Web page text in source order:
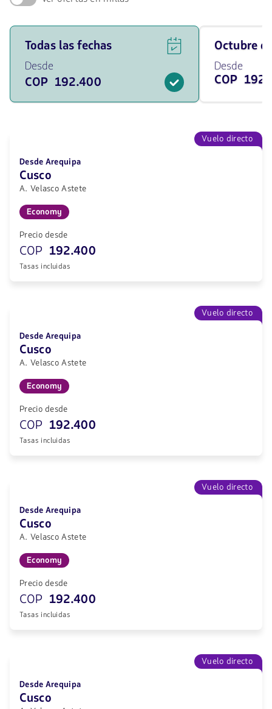
Ver
ofertas
de
vuelos
para
las
Todas las fechas
Desde
COP 192.400
Viaja
en
octubre
de
2026
192400
octubre
Desde
COP
Vuelo directo
Desde Arequipa
Cusco
A. Velasco Astete
Economy
Precio desde
COP 192.400
Tasas incluidas
Vuelo directo
Desde Arequipa
Cusco
A. Velasco Astete
Economy
Precio desde
COP 192.400
Tasas incluidas
Vuelo directo
Desde Arequipa
Cusco
A. Velasco Astete
Economy
Precio desde
COP 192.400
Tasas incluidas
Vuelo directo
Desde Arequipa
Cusco